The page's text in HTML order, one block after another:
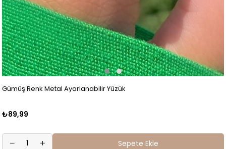
Gümüş Renk Metal Ayarlanabilir Yüzük
₺89,99
Sepete Ekle